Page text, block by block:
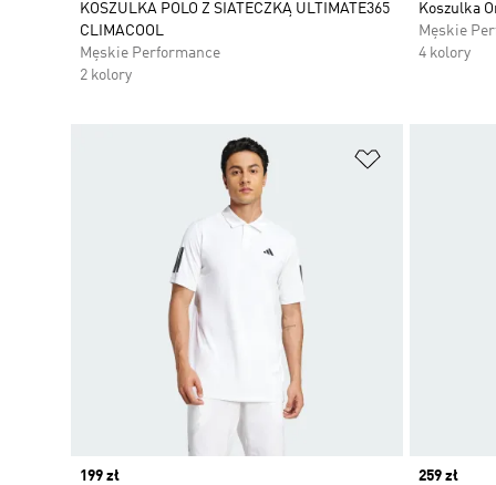
KOSZULKA POLO Z SIATECZKĄ ULTIMATE365
CLIMACOOL
Męskie Performance
2 kolory
Koszulka
Męskie
4 kolory
Dodaj do listy
Price
199 zł
Price
259 zł